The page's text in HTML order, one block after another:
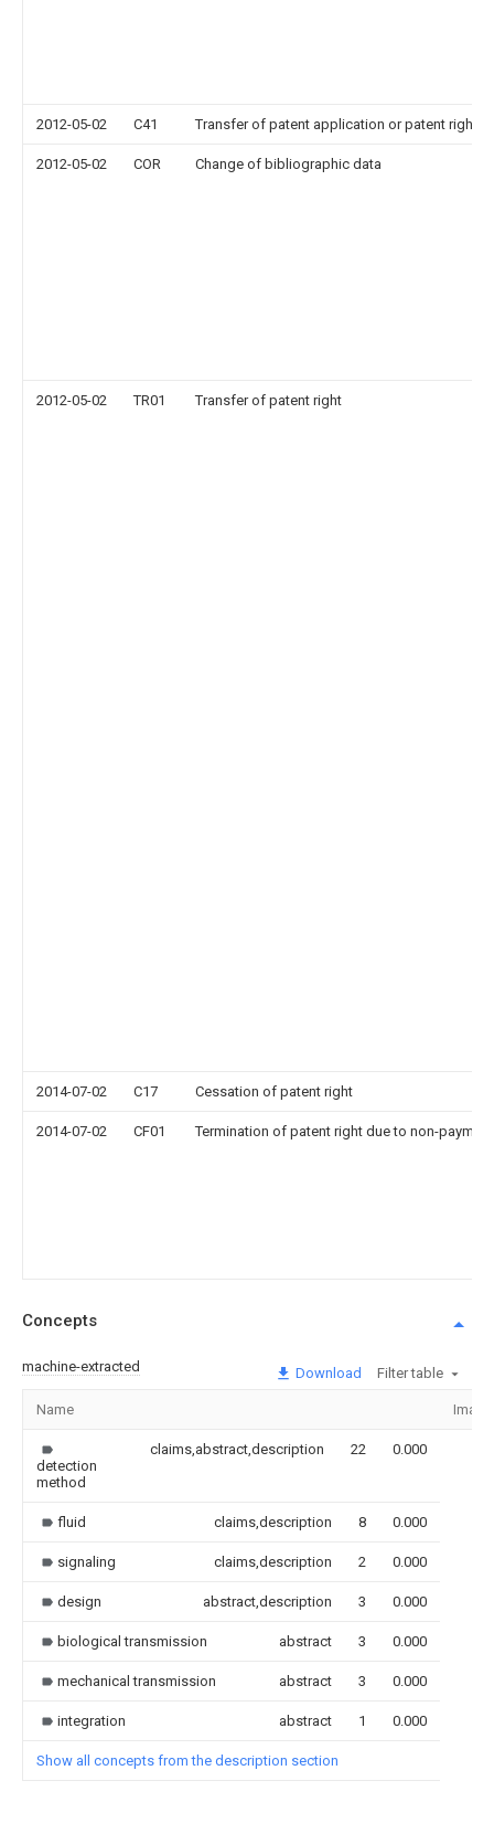
2012-05-02 C41 Transfer of patent application or patent right
2012-05-02 COR Change of bibliographic data
2012-05-02 TR01 Transfer of patent right
2014-07-02 C17 Cessation of patent right
2014-07-02 CF01 Termination of patent right due to non-
Concepts
machine-extracted Download Filter table
Name Image
detection
method
claims,abstract,description 22 0.000
fluid claims,description 8 0.000
signaling claims,description 2 0.000
design abstract,description 3 0.000
biological transmission abstract 3 0.000
mechanical transmission abstract 3 0.000
integration abstract 1 0.000
Show all concepts from the description section